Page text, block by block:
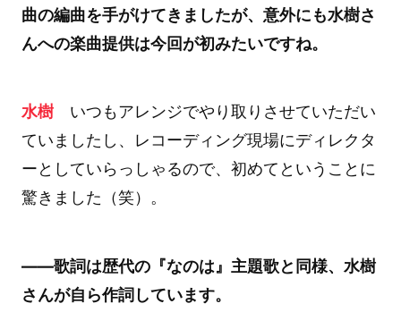
曲の編曲を手がけてきましたが、意外にも水樹さ
んへの楽曲提供は今回が初みたいですね。
水樹いつもアレンジでやり取りさせていただい
ていましたし、レコーディング現場にディレクタ
ーとしていらっしゃるので、初めてということに
驚きました（笑）。
――歌詞は歴代の『なのは』主題歌と同様、水樹
さんが自ら作詞しています。